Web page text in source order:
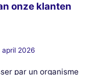
onze klanten
april 2026
par un organisme